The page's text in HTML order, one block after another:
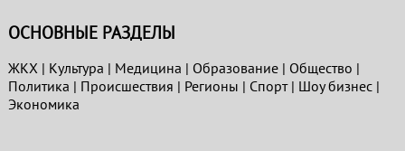
ОСНОВНЫЕ РАЗДЕЛЫ
ЖКХ | Культура | Медицина | Образование| Общество |
Политика | Проиcшествия | Регионы | Спорт| Шоу бизнес|
Экономика